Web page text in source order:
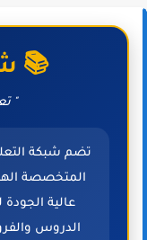
📚
"
تضم شبكة
المتخصصة
عالية الجودة
الدروس